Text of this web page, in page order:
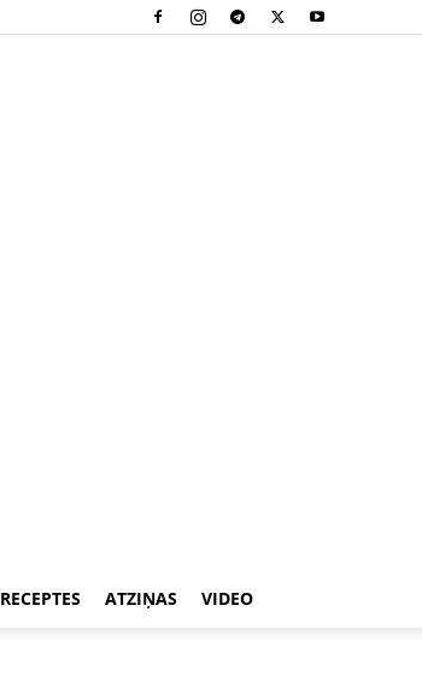
RECEPTES ATZIŅAS VIDEO